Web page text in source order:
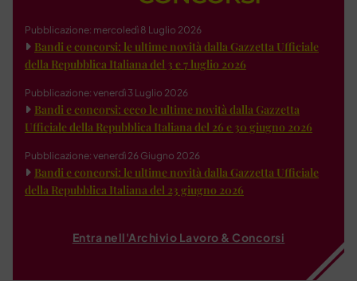
Pubblicazione: mercoledì 8 Luglio 2026
Bandi e concorsi: le ultime novità dalla Gazzetta Ufficiale
della Repubblica Italiana del 3 e 7 luglio 2026
Pubblicazione: venerdì 3 Luglio 2026
Bandi e concorsi: ecco le ultime novità dalla Gazzetta
Ufficiale della Repubblica Italiana del 26 e 30 giugno 2026
Pubblicazione: venerdì 26 Giugno 2026
Bandi e concorsi: le ultime novità dalla Gazzetta Ufficiale
della Repubblica Italiana del 23 giugno 2026
Entra nell'Archivio Lavoro & Concorsi